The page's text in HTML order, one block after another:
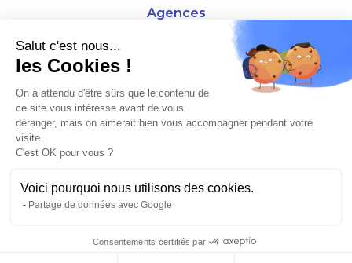
Agences
4 Rue de la Bourse - 69001 Lyon
10 rue d'Austerlitz - 75012 Paris
À L'HORIZON 2025
©2026 Plusse. Tous droits réservés.
Salut c'est nous...
les Cookies !
On a attendu d'être sûrs que le contenu de
ce site vous intéresse avant de vous
déranger, mais on aimerait bien vous accompagner pendant votre
visite...
C'est OK pour vous ?
Voici pourquoi nous utilisons des cookies.
Partage de données avec Google
Consentements certifiés par